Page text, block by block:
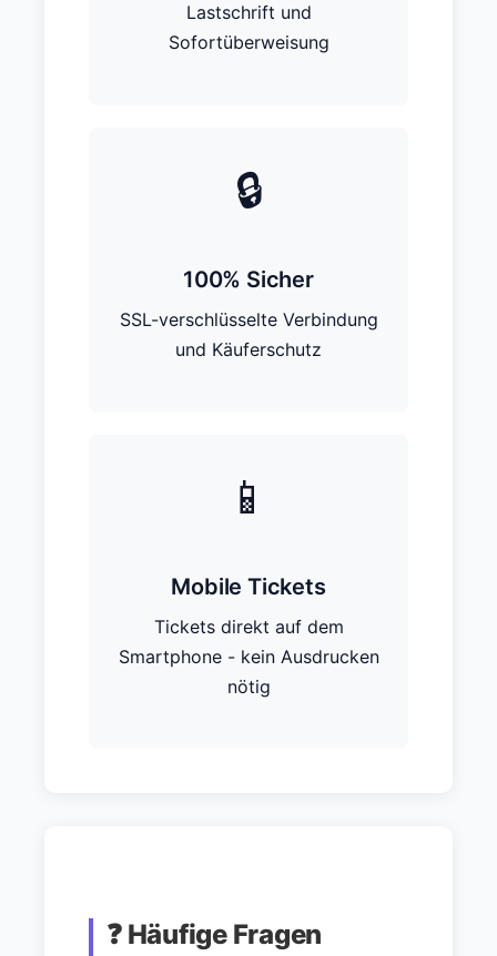
Lastschrift und
Sofortüberweisung
🔒
100% Sicher
SSL-verschlüsselte Verbindung
und Käuferschutz
📱
Mobile Tickets
Tickets direkt auf dem
Smartphone - kein Ausdrucken
nötig
❓ Häufige Fragen